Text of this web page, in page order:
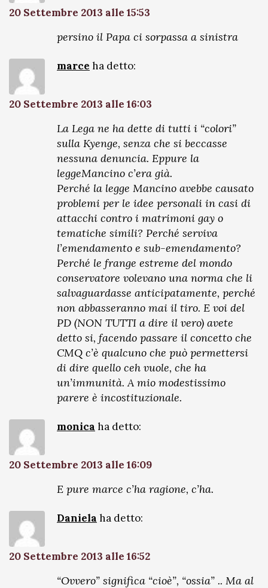
20 Settembre 2013 alle 15:53
persino il Papa ci sorpassa a sinistra
marce ha detto:
20 Settembre 2013 alle 16:03
La Lega ne ha dette di tutti i “colori”
sulla Kyenge, senza che si beccasse
nessuna denuncia. Eppure la
leggeMancino c’era già.
Perché la legge Mancino avebbe causato
problemi per le idee personali in casi di
attacchi contro i matrimoni gay o
tematiche simili? Perché serviva
l’emendamento e sub-emendamento?
Perché le frange estreme del mondo
conservatore volevano una norma che li
salvaguardasse anticipatamente, perché
non abbasseranno mai il tiro. E voi del
PD (NON TUTTI a dire il vero) avete
detto si, facendo passare il concetto che
CMQ c’è qualcuno che può permettersi
di dire quello ceh vuole, che ha
un’immunità. A mio modestissimo
parere è incostituzionale.
monica ha detto:
20 Settembre 2013 alle 16:09
E pure marce c’ha ragione, c’ha.
Daniela ha detto:
20 Settembre 2013 alle 16:52
“Ovvero” significa “cioè”, “ossia” .. Ma al